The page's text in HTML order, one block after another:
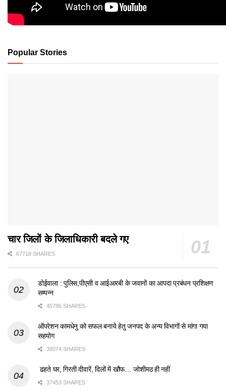
Popular Stories
चार जिलों के जिलाधिकारी बदले गए
67718 SHARES
डोईवाला : पुलिस,पीएसी व आईआरबी के जवानों का आपदा प्रबंधन प्रशिक्षण
सम्पन्न
45786 SHARES
ऑपरेशन कामधेनु को सफल बनाये हेतु जनपद के अन्य विभागों से मांगा गया
सहयोग
38074 SHARES
ढहते घर, गिरती दीवारें, दिलों में खौफ… जोशीमठ ही नहीं
37453 SHARES